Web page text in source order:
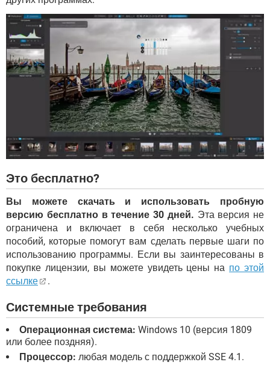
Это бесплатно?
Вы можете скачать и использовать пробную
версию бесплатно в течение 30 дней. Эта версия не
ограничена и включает в себя несколько учебных
пособий, которые помогут вам сделать первые шаги по
использованию программы. Если вы заинтересованы в
покупке лицензии, вы можете увидеть цены на по этой
ссылке
.
Системные требования
Операционная система: Windows 10 (версия 1809
или более поздняя).
Процессор: любая модель с поддержкой SSE 4.1.